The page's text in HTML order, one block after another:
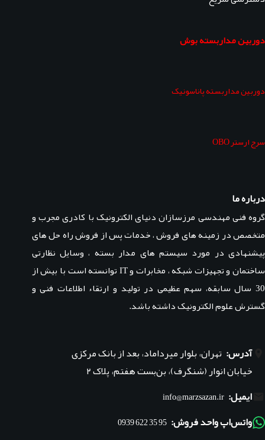
دوربین مداربسته بوش
دوربین مداربسته پاناسونیک
سرج ارستر OBO
درباره ما
گروه فنی مهندسی مرزسازان دنیای الکترونیک با کادری مجرب و
متخصص در زمینه های فروش ، خدمات پس از فروش راه حل های
پیشنهادی در مورد سیستم های مدار بسته ، وسایل نظارتی
ساختمان و تجهیزات شبکه ، مخابرات و IT توانسته است با بیش از
30 سال سابقه، سهم عظیمی در تولید و ارتقاء اطلاعات فنی و
گسترش علوم الکترونیک داشته باشد.
آدرس: تهران، بلوار میرداماد، بعد از بانک مرکزی
خیابان انوار (شنگرف)، بن‌بست هفتم، پلاک ۲
ایمیل: info@marzsazan.ir
واتس‌اپ واحد فروش: 95 35 622 0939